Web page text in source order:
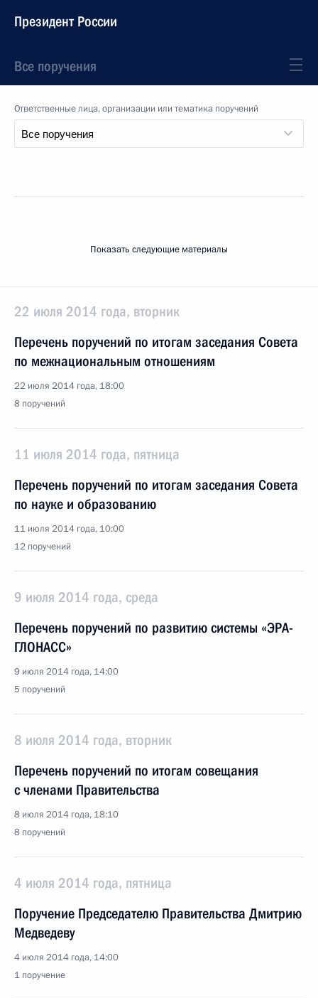
Президент России
Все поручения
Ответственные лица, организации или тематика поручений
Показать следующие материалы
22 июля 2014 года, вторник
Перечень поручений по итогам заседания Совета
по межнациональным отношениям
22 июля 2014 года, 18:00
8 поручений
11 июля 2014 года, пятница
Перечень поручений по итогам заседания Совета
по науке и образованию
11 июля 2014 года, 10:00
12 поручений
9 июля 2014 года, среда
Перечень поручений по развитию системы «ЭРА-
ГЛОНАСС»
9 июля 2014 года, 14:00
5 поручений
8 июля 2014 года, вторник
Перечень поручений по итогам совещания
с членами Правительства
8 июля 2014 года, 18:10
8 поручений
4 июля 2014 года, пятница
Поручение Председателю Правительства Дмитрию
Медведеву
4 июля 2014 года, 14:00
1 поручение